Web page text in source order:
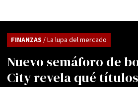
Nuevo semáforo de
City revela qué
FINANZAS / La lupa del mercado